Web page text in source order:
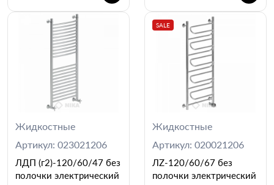
Жидкостные
Артикул: 023021206
ЛДП (г2)-120/60/47 без
полочки электрический
SALE
Жидкостные
Артикул: 020021206
ЛZ-120/60/67 без
полочки электрический